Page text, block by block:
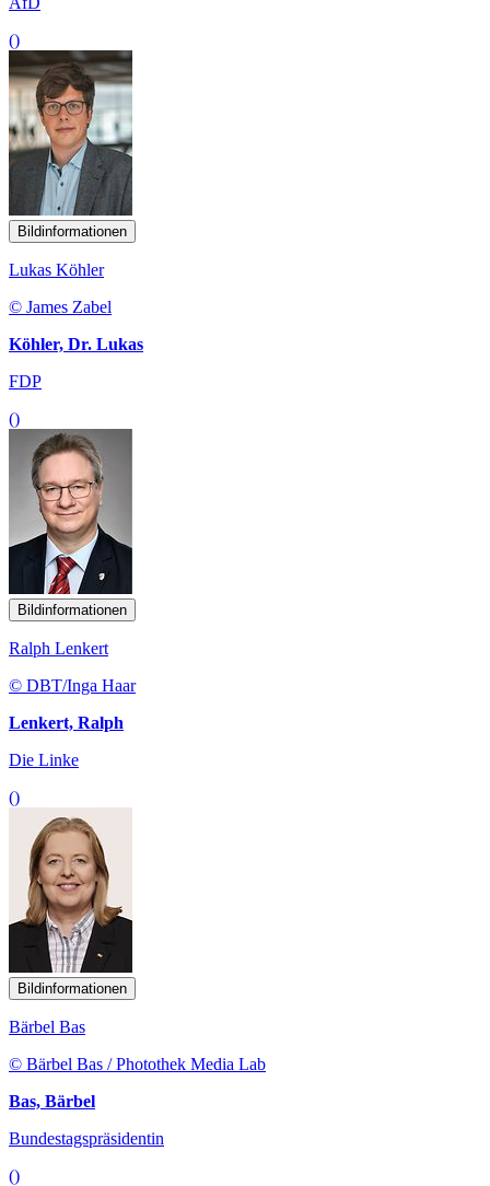
()
Bildinformationen
Lukas Köhler
© James Zabel
Köhler, Dr. Lukas
FDP
()
Bildinformationen
Ralph Lenkert
© DBT/Inga Haar
Lenkert, Ralph
Die Linke
()
Bildinformationen
Bärbel Bas
© Bärbel Bas / Photothek Media Lab
Bas, Bärbel
Bundestagspräsidentin
()